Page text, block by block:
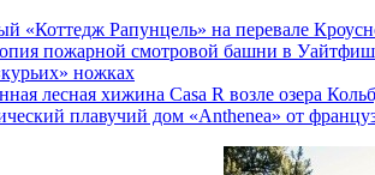
«Коттедж Рапунцель» на перевале
пожарной смотровой башни в
ножках
лесная хижина Casa R возле озера
плавучий дом «Anthenea» от